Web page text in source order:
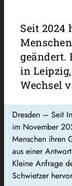
Seit 2024
geändert.
in
Wechsel
Dresden – Seit
im November
Menschen ihren
aus einer
Kleine Anfrage
Schwietzer